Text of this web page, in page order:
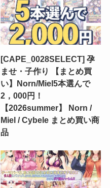
[CAPE_0028SELECT] 孕
ませ・子作り 【まとめ買
い】Norn/Miel5本選んで
2，000円！
【2026summer】 Norn /
Miel / Cybele まとめ買い商
品